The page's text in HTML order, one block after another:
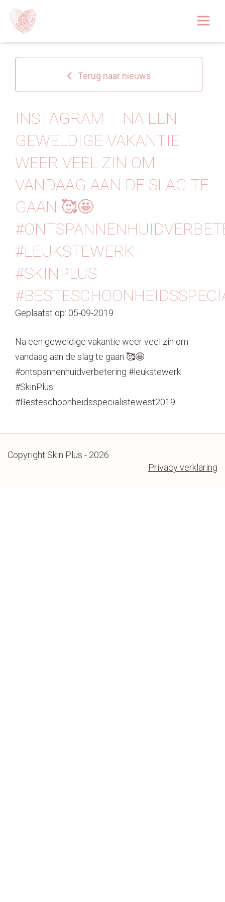
Over
Huidoplossingen
Behandelingen
Tarieven 2026
Webshop
Afspraak boeken
Terug naar nieuws
INSTAGRAM – NA EEN
GEWELDIGE VAKANTIE
WEER VEEL ZIN OM
VANDAAG AAN DE SLAG TE
GAAN 🥰🤩
#LEUKSTEWERK
#SKINPLUS
Geplaatst op: 05-09-2019
Na een geweldige vakantie weer veel zin om
vandaag aan de slag te gaan 🥰🤩
#ontspannenhuidverbetering #leukstewerk
#SkinPlus
#Besteschoonheidsspecialistewest2019
Copyright Skin Plus - 2026
Privacy verklaring